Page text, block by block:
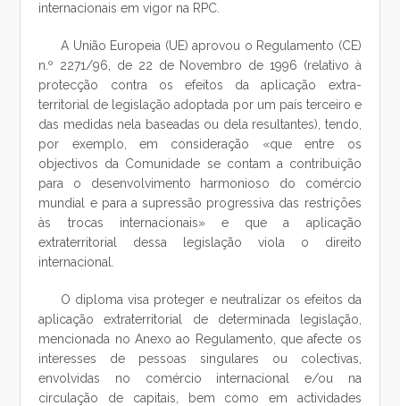
internacionais em vigor na RPC.
A União Europeia (UE) aprovou o Regulamento (CE)
n.º 2271/96, de 22 de Novembro de 1996 (relativo à
protecção contra os efeitos da aplicação extra-
territorial de legislação adoptada por um país terceiro e
das medidas nela baseadas ou dela resultantes), tendo,
por exemplo, em consideração «que entre os
objectivos da Comunidade se contam a contribuição
para o desenvolvimento harmonioso do comércio
mundial e para a supressão progressiva das restrições
às trocas internacionais» e que a aplicação
extraterritorial dessa legislação viola o direito
internacional.
O diploma visa proteger e neutralizar os efeitos da
aplicação extraterritorial de determinada legislação,
mencionada no Anexo ao Regulamento, que afecte os
interesses de pessoas singulares ou colectivas,
envolvidas no comércio internacional e/ou na
circulação de capitais, bem como em actividades